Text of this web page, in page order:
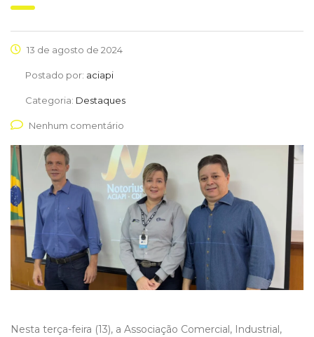
13 de agosto de 2024
Postado por: aciapi
Categoria: Destaques
Nenhum comentário
Nesta terça-feira (13), a Associação Comercial, Industrial,